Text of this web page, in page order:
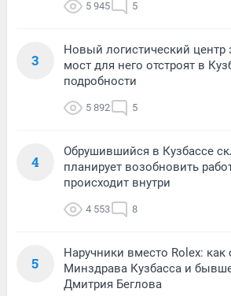
5 945 5
3
Новый логистический центр
мост для него отстроят в
подробности
5 892 5
4
Обрушившийся в Кузбассе
планирует возобновить
происходит внутри
4 553 8
5
Наручники вместо Rolex: как
Минздрава Кузбасса и
Дмитрия Беглова